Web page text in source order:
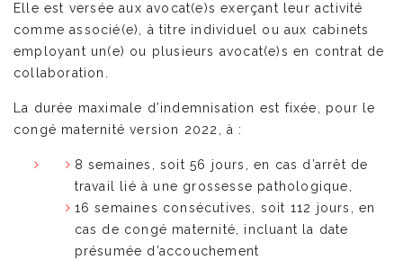
Elle est versée aux avocat(e)s exerçant leur activité
comme associé(e), à titre individuel ou aux cabinets
employant un(e) ou plusieurs avocat(e)s en contrat de
collaboration.
La durée maximale d’indemnisation est fixée, pour le
congé maternité version 2022, à :
8 semaines, soit 56 jours, en cas d’arrêt de
travail lié à une grossesse pathologique,
16 semaines consécutives, soit 112 jours, en
cas de congé maternité, incluant la date
présumée d’accouchement